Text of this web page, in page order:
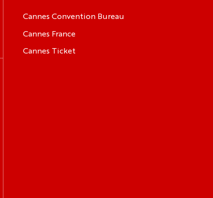
Cannes Convention Bureau
Cannes France
Cannes Ticket